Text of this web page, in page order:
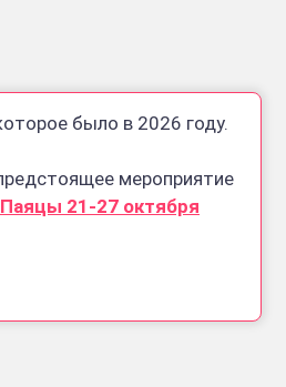
было в 2026 году.
мероприятие
21-27 октября